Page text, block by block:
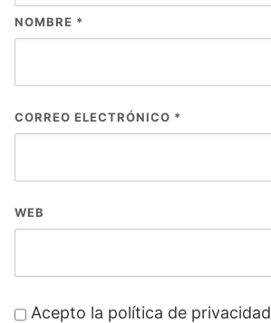
NOMBRE *
CORREO ELECTRÓNICO *
WEB
Acepto la política de privacidad